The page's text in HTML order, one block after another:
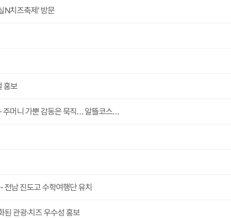
N치즈축제’ 방문
홍보
주머니 가뿐 감동은 묵직… 알뜰코스…
남 진도고 수학여행단 유치
관광·치즈 우수성 홍보